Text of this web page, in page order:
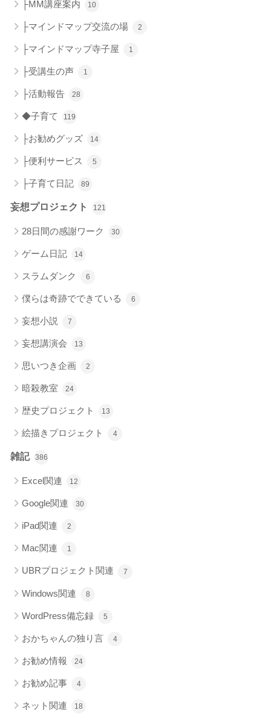
├MM講座案内 10
├マインドマップ交流の場 2
├マインドマップ寺子屋 1
├受講生の声 1
├活動報告 28
◆子育て 119
├お勧めグッズ 14
├便利サービス 5
├子育て日記 89
妄想プロジェクト 121
28日間の感謝ワーク 30
ゲーム日記 14
スラムダンク 6
僕らは奇跡でできている 6
妄想小説 7
妄想講演会 13
思いつき企画 2
暗殺教室 24
歴史プロジェクト 13
絵描きプロジェクト 4
雑記 386
Excel関連 12
Google関連 30
iPad関連 2
Mac関連 1
UBRプロジェクト関連 7
Windows関連 8
WordPress備忘録 5
おかちゃんの独り言 4
お勧め情報 24
お勧め記事 4
ネット関連 18